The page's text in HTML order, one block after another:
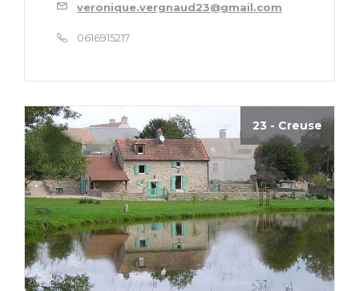
veronique.vergnaud23@gmail.com
0616915217
23 - Creuse